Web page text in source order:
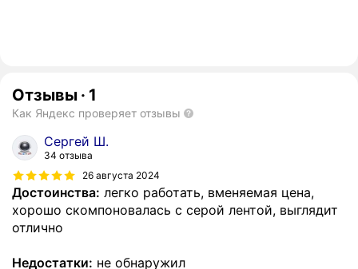
Отзывы · 1
Как Яндекс проверяет отзывы
Сергей Ш.
34 отзыва
26 августа 2024
Достоинства: легко работать, вменяемая цена,
хорошо скомпоновалась с серой лентой, выглядит
отлично
Недостатки: не обнаружил